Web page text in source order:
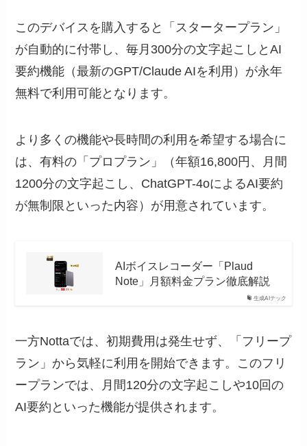
このデバイスを購入すると「スタータープラン」
が自動的に付帯し、毎月300分の文字起こしとAI
要約機能（最新のGPT/Claude AIを利用）が永年
無料で利用可能となります。
より多くの機能や長時間の利用を希望する場合に
は、有料の「プロプラン」（年額16,800円、月間
1200分の文字起こし、ChatGPT-4oによるAI要約
が無制限といった内容）が用意されています。
生成AIテック
AIボイスレコーダー「Plaud
Note」月額料金プラン徹底解説
一方Nottaでは、初期費用は発生せず、「フリープ
ラン」から気軽に利用を開始できます。このフリ
ープランでは、月間120分の文字起こしや10回の
AI要約といった機能が提供されます。